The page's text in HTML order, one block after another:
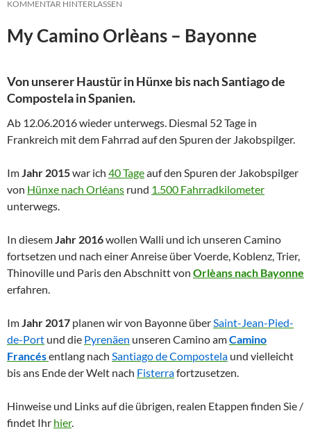
KOMMENTAR HINTERLASSEN
My Camino Orlèans – Bayonne
Von unserer Haustür in Hünxe bis nach Santiago de
Compostela in Spanien.
Ab 12.06.2016 wieder unterwegs. Diesmal 52 Tage in
Frankreich mit dem Fahrrad auf den Spuren der Jakobspilger.
ImJahr 2015war ich 40 Tageauf den Spuren der Jakobspilger
von Hünxe nach Orléans rund 1.500 Fahrradkilometer
unterwegs.
In diesemJahr 2016wollen Walli und ich unseren Camino
fortsetzen und nach einer Anreise über Voerde, Koblenz, Trier,
Thinoville und Paris den Abschnitt von Orlèans nach Bayonne
erfahren.
ImJahr 2017 planen wir von Bayonne überSaint-Jean-Pied-
de-Port und die Pyrenäen unseren Camino amCamino
Francésentlang nach Santiago de Compostela und vielleicht
bis ans Ende der Welt nach Fisterrafortzusetzen.
Hinweise und Links auf die übrigen, realen Etappen finden Sie /
findet Ihr hier.